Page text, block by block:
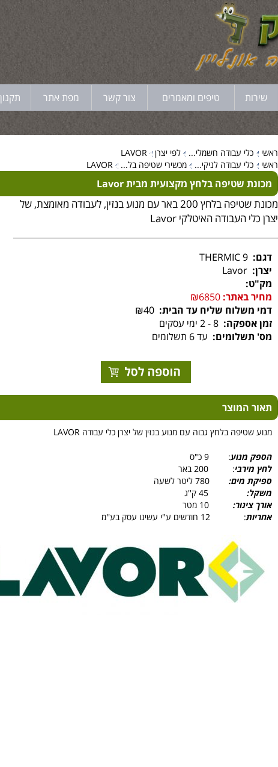
שירות טיפים ומאמרים צור קשר מפת אתר תקנון
ראשי כלי עבודה חשמלי... לפי יצרן
LAVOR
ראשי
כלי עבודה לניקי... מכשירי שטיפה בל... LAVOR
מכונת שטיפה בלחץ מקצועית מבית Lavor
מכונת שטיפה בלחץ 200 באר עם מנוע בנזין, לעבודה מאומצת, של
יצרן כלי העבודה האיטלקי Lavor
דגם: THERMIC 9
יצרן: Lavor
מק"ט:
מחיר באתר:₪6850
דמי משלוח שליח עד הבית: ₪40
זמן אספקה: 8 - 2 ימי עסקים
מס' תשלומים: עד 6 תשלומים
תאור המוצר
מנוע שטיפה בלחץ גבוה עם מנוע בנזין של יצרן כלי עבודה LAVOR
הספק מנוע: 9 כ"ס
לחץ מירבי: 200 באר
ספיקת מים:
780 ליטר לשעה
משקל:
45 ק''ג
אורך צינור:
10 מטר
אחריות: 12 חודשים ע"י עשינו עסק בע''מ